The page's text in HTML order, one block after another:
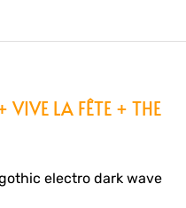
LA FÊTE + THE
gothic electro dark wave